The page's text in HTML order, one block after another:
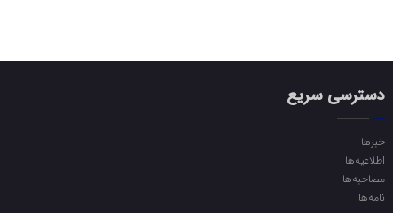
دسترسی سریع
خبرها
اطلاعیه‌ها
مصاحبه‌ها
نامه‌ها